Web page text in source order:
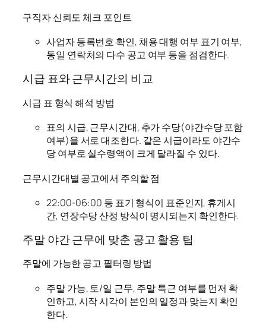
구직자 신뢰도 체크 포인트
사업자 등록번호 확인, 채용 대행 여부 표기 여부,
동일 연락처의 다수 공고 여부 등을 점검한다.
시급 표와 근무시간의 비교
시급 표 형식 해석 방법
표의 시급, 근무시간대, 추가 수당(야간수당 포함
여부)을 서로 대조한다. 같은 시급이라도 야간수
당 여부로 실수령액이 크게 달라질 수 있다.
근무시간대별 공고에서 주의할 점
22:00-06:00 등 표기 형식이 표준인지, 휴게시
간, 연장수당 산정 방식이 명시되는지 확인한다.
주말 야간 근무에 맞춘 공고 활용 팁
주말에 가능한 공고 필터링 방법
주말 가능, 토/일 근무, 주말 특근 여부를 먼저 확
인하고, 시작 시각이 본인의 일정과 맞는지 확인
한다.